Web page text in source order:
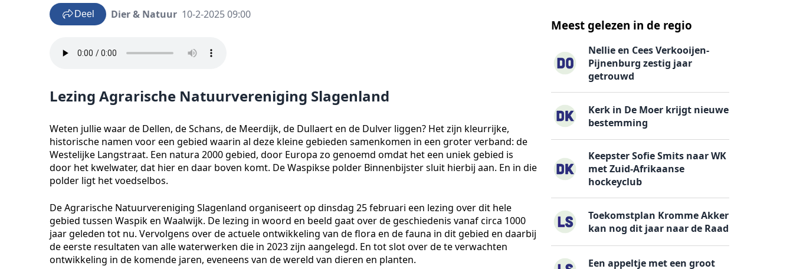
Deel Dier & Natuur 10-2-2025 09:00
Lezing Agrarische Natuurvereniging Slagenland
Weten jullie waar de Dellen, de Schans, de Meerdijk, de Dullaert en de Dulver liggen? Het zijn kleurrijke,
historische namen voor een gebied waarin al deze kleine gebieden samenkomen in een groter verband: de
Westelijke Langstraat. Een natura 2000 gebied, door Europa zo genoemd omdat het een uniek gebied is
door het kwelwater, dat hier en daar boven komt. De Waspikse polder Binnenbijster sluit hierbij aan. En in die
polder ligt het voedselbos.
De Agrarische Natuurvereniging Slagenland organiseert op dinsdag 25 februari een lezing over dit hele
gebied tussen Waspik en Waalwijk. De lezing in woord en beeld gaat over de geschiedenis vanaf circa 1000
jaar geleden tot nu. Vervolgens over de actuele ontwikkeling van de flora en de fauna in dit gebied en daarbij
de eerste resultaten van alle waterwerken die in 2023 zijn aangelegd. En tot slot over de te verwachten
ontwikkeling in de komende jaren, eveneens van de wereld van dieren en planten.
Meest gelezen in de regio
Nellie en Cees Verkooijen-
Pijnenburg zestig jaar
getrouwd
Kerk in De Moer krijgt nieuwe
bestemming
Keepster Sofie Smits naar WK
met Zuid-Afrikaanse
hockeyclub
Toekomstplan Kromme Akker
kan nog dit jaar naar de Raad
Een appeltje met een groot